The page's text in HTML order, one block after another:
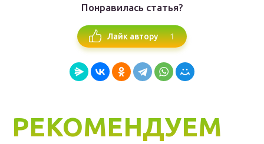
Понравилась статья?
Лайк автору 1
РЕКОМЕНДУЕМ